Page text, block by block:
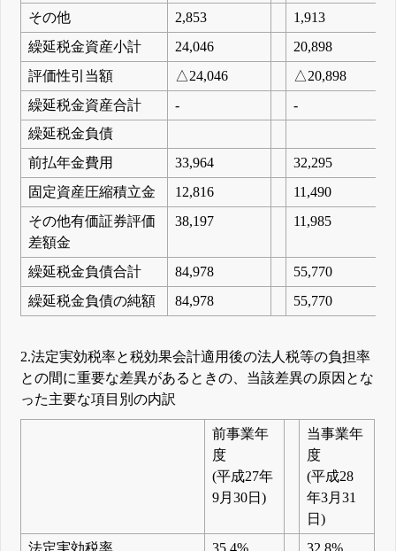
その他
2,853
1,913
繰延税金資産小計
24,046
20,898
評価性引当額
△24,046
△20,898
繰延税金資産合計
-
-
繰延税金負債
前払年金費用
33,964
32,295
固定資産圧縮積立金
12,816
11,490
その他有価証券評価
差額金
38,197 11,985
繰延税金負債合計 84,978
55,770
繰延税金負債の純額
84,978 55,770
2.法定実効税率と税効果会計適用後の法人税等の負担率
との間に重要な差異があるときの、当該差異の原因とな
った主要な項目別の内訳
前事業年
度
(平成27年
9月30日)
当事業年
度
(平成28
年3月31
日)
法定実効税率
35.4%
32.8%